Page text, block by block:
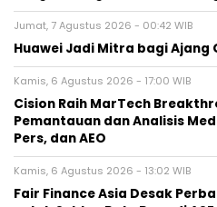
Jumat, 7 Agustus 2026 - 00:42 WIB
Huawei Jadi Mitra bagi Ajang
Kamis, 6 Agustus 2026 - 17:00 WIB
Cision Raih MarTech
Pemantauan dan Analisis
Pers, dan AEO
Kamis, 6 Agustus 2026 - 13:02 WIB
Fair Finance Asia Desak